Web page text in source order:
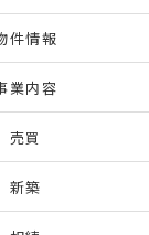
件情報
業内容
売買
新築